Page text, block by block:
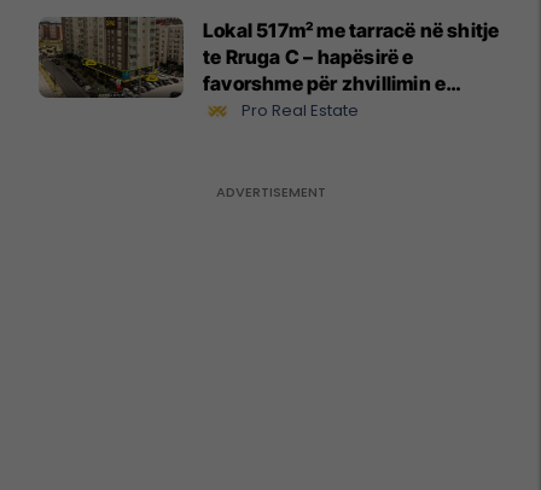
Lokal 517m² me tarracë në shitje
te Rruga C – hapësirë e
favorshme për zhvillimin e
biznesit #15796
Pro Real Estate